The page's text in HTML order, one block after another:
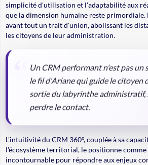
simplicité d'utilisation et l'adaptabilité aux
que la dimension humaine reste primordiale.
avant tout un trait d'union, abolissant les
les citoyens de leur administration.
Un CRM performant n'est pas un
le fil d'Ariane qui guide le citoyen
sortie du labyrinthe administratif,
perdre le contact.
L'intuitivité du CRM 360°, couplée à sa
l'écosystème territorial, le positionne
incontournable pour répondre aux enjeux